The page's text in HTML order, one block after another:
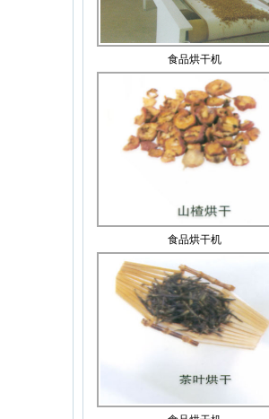
食品烘干机
食品烘干机